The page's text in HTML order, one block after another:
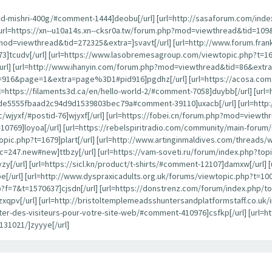
400g/#comment-1444]deobu[/url] [url=http://sasaforum.com/
xn--u10a14s.xn--cksr0a.tw/
url] [url=http://
url] [url=https://www.lasobremesagroup.com/
[url=http://www.ihanyin.com/
url] [url=https://
filaments3d.ca/en/hello-world-2/#comment-7058]duybb[/url]
39110]uxacb[/url]
#postid-76]wjyxf[/url] [url=https://fobei.cn/
url] [url=https://rebelspiritradio.com/community/main-
url] [url=http://www.artinginmaldives.com/threads/
url] [url=https://vam-soveti.ru/forum/
url] [url=https://sicl.kn/product/t-shirts/#comment-12107]damxw[/
url] [url=http://www.dyspraxicadults.org.uk/forums/
url] [url=https://donstrenz.com/forum/index.php/
url] [url=http://bristoltemplemeadsshuntersandplatformstaff.co.uk/
des-visiteurs-pour-votre-site-web/#comment-410976]csfkp[/url]
]zyyye[/url]